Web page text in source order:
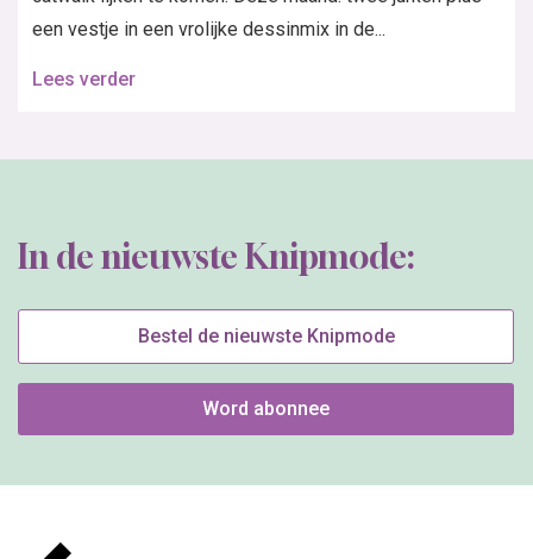
een vestje in een vrolijke dessinmix in de...
Lees verder
In de nieuwste Knipmode:
Bestel de nieuwste Knipmode
Word abonnee